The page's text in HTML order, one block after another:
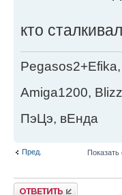
кто
Amiga1200,
ПэЦэ, вЕнда
Пред.
Ответить